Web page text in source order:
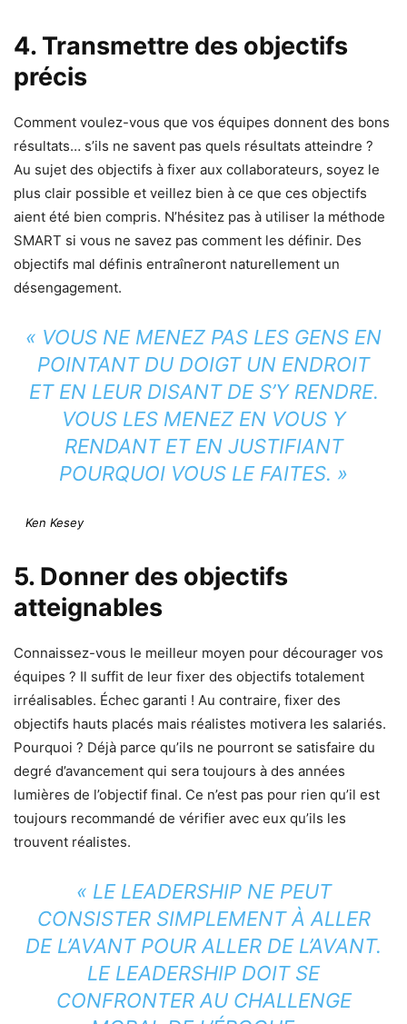
4. Transmettre des objectifs
précis
Comment voulez-vous que vos équipes donnent des bons
résultats… s’ils ne savent pas quels résultats atteindre ?
Au sujet des objectifs à fixer aux collaborateurs, soyez le
plus clair possible et veillez bien à ce que ces objectifs
aient été bien compris. N’hésitez pas à utiliser la méthode
SMART si vous ne savez pas comment les définir. Des
objectifs mal définis entraîneront naturellement un
désengagement.
« VOUS NE MENEZ PAS LES GENS EN
POINTANT DU DOIGT UN ENDROIT
ET EN LEUR DISANT DE S’Y RENDRE.
VOUS LES MENEZ EN VOUS Y
RENDANT ET EN JUSTIFIANT
POURQUOI VOUS LE FAITES. »
Ken Kesey
5. Donner des objectifs
atteignables
Connaissez-vous le meilleur moyen pour décourager vos
équipes ? Il suffit de leur fixer des objectifs totalement
irréalisables. Échec garanti ! Au contraire, fixer des
objectifs hauts placés mais réalistes motivera les salariés.
Pourquoi ? Déjà parce qu’ils ne pourront se satisfaire du
degré d’avancement qui sera toujours à des années
lumières de l’objectif final. Ce n’est pas pour rien qu’il est
toujours recommandé de vérifier avec eux qu’ils les
trouvent réalistes.
« LE LEADERSHIP NE PEUT
CONSISTER SIMPLEMENT À ALLER
DE L’AVANT POUR ALLER DE L’AVANT.
LE LEADERSHIP DOIT SE
CONFRONTER AU CHALLENGE